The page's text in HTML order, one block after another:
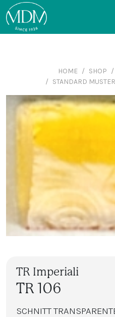
HOME SHOP
STANDARD
TR Imperiali
TR 106
SCHNITT